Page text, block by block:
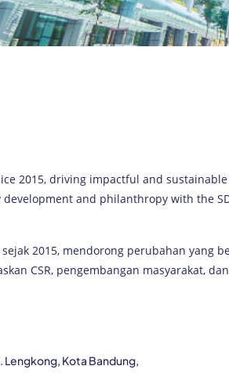
2015, driving impactful and
and philanthropy with the
2015, mendorong perubahan yang
CSR, pengembangan masyarakat,
Lengkong, Kota Bandung,